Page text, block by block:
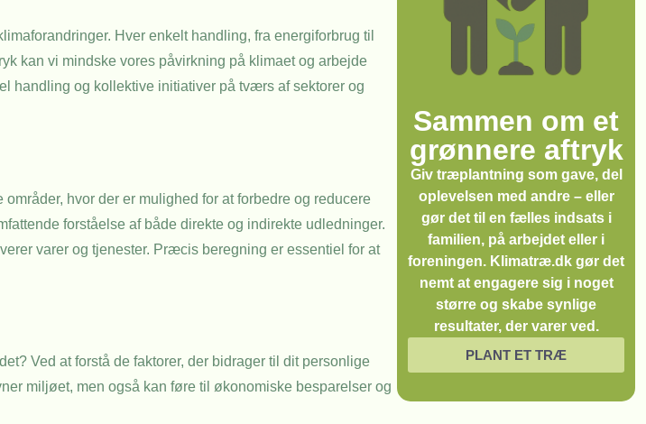
Hver enkelt handling, fra energiforbrug til
kan vi mindske vores påvirkning på klimaet og arbejde
handling og kollektive initiativer på tværs af sektorer og
hvor der er mulighed for at forbedre og reducere
forståelse af både direkte og indirekte udledninger.
varer og tjenester. Præcis beregning er essentiel for at
Ved at forstå de faktorer, der bidrager til dit personlige
miljøet, men også kan føre til økonomiske besparelser og
Sammen om et
grønnere aftryk
Giv træplantning som gave, del
oplevelsen med andre – eller
gør det til en fælles indsats i
familien, på arbejdet eller i
foreningen. Klimatræ.dk gør det
nemt at engagere sig i noget
større og skabe synlige
resultater, der varer ved.
PLANT ET TRÆ